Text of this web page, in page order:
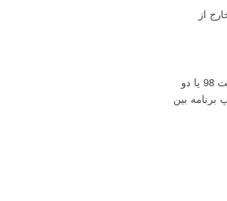
از
دقت بفرمایید هنگام ذخیره تلفن بصورت کامل با کد ایران یعنی مثبت 98 یا دو
برنامه بین